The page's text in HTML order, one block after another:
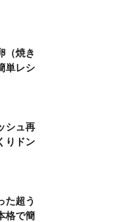
（焼き
単レシ
シュ再
りドン
た超う
格で簡